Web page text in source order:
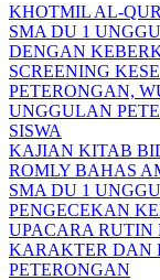
KHOTMIL AL-
SMA DU 1
DENGAN
SCREENING
PETERONGAN,
UNGGULAN
SISWA
KAJIAN KITAB
ROMLY BAHAS
SMA DU 1
PENGECEKAN
UPACARA
KARAKTER DAN
PETERONGAN